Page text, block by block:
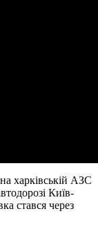
харківській АЗС
Київ-
стався через